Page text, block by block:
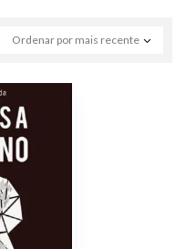
Ordenar por mais recente